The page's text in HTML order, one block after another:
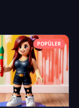
POPÜLER